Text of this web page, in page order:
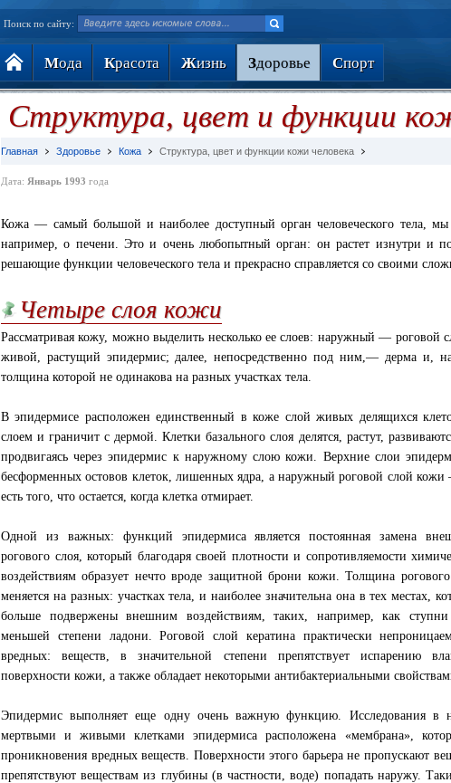
Поиск по сайту:
Мода Красота Жизнь Здоровье Спорт
Структура, цвет и функции
Главная Здоровье Кожа Структура, цвет и функции кожи человека
Дата: Январь 1993 года
Кожа — самый большой и наиболее доступный орган человеческого тела,
например, о печени. Это и очень любопытный орган: он растет изнутри и
решающие функции человеческого тела и прекрасно справляется со своими
Четыре слоя кожи
Рассматривая кожу, можно выделить несколько ее слоев: наружный — роговой
живой, растущий эпидермис; далее, непосредственно под ним,— дерма и,
толщина которой не одинакова на разных участках тела.
В эпидермисе расположен единственный в коже слой живых делящихся
слоем и граничит с дермой. Клетки базального слоя делятся, растут,
продвигаясь через эпидермис к наружному слою кожи. Верхние слои
бесформенных остовов клеток, лишенных ядра, а наружный роговой слой кожи
есть того, что остается, когда клетка отмирает.
Одной из важных: функций эпидермиса является постоянная замена
рогового слоя, который благодаря своей плотности и сопротивляемости
воздействиям образует нечто вроде защитной брони кожи. Толщина
меняется на разных: участках тела, и наиболее значительна она в тех местах,
больше подвержены внешним воздействиям, таких, например, как
меньшей степени ладони. Роговой слой кератина практически
вредных: веществ, в значительной степени препятствует испарению
поверхности кожи, а также обладает некоторыми антибактериальными
Эпидермис выполняет еще одну очень важную функцию. Исследования в
мертвыми и живыми клетками эпидермиса расположена «мембрана»,
проникновения вредных веществ. Поверхности этого барьера не пропускают
препятствуют веществам из глубины (в частности, воде) попадать наружу.